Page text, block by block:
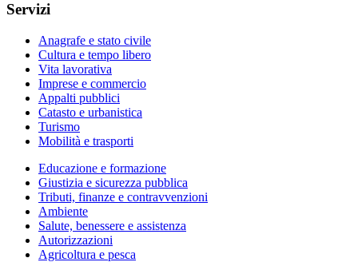
Servizi
Anagrafe e stato civile
Cultura e tempo libero
Vita lavorativa
Imprese e commercio
Appalti pubblici
Catasto e urbanistica
Turismo
Mobilità e trasporti
Educazione e formazione
Giustizia e sicurezza pubblica
Tributi, finanze e contravvenzioni
Ambiente
Salute, benessere e assistenza
Autorizzazioni
Agricoltura e pesca